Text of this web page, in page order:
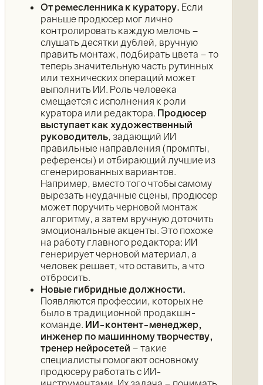
От ремесленника к куратору. Если
раньше продюсер мог лично
контролировать каждую мелочь –
слушать десятки дублей, вручную
править монтаж, подбирать цвета – то
теперь значительную часть рутинных
или технических операций может
выполнить ИИ. Роль человека
смещается с исполнения к роли
куратора или редактора. Продюсер
выступает как художественный
руководитель, задающий ИИ
правильные направления (промпты,
референсы) и отбирающий лучшие из
сгенерированных вариантов.
Например, вместо того чтобы самому
вырезать неудачные сцены, продюсер
может поручить черновой монтаж
алгоритму, а затем вручную доточить
эмоциональные акценты. Это похоже
на работу главного редактора: ИИ
генерирует черновой материал, а
человек решает, что оставить, а что
отбросить.
Новые гибридные должности.
Появляются профессии, которых не
было в традиционной продакшн-
команде. ИИ-контент-менеджер,
инженер по машинному творчеству,
тренер нейросетей – такие
специалисты помогают основному
продюсеру работать с ИИ-